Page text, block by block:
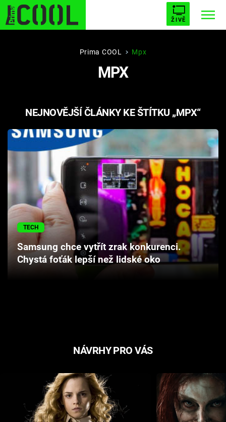
ŽIVĚ
BUFFY, PŘEMOŽITELKA UPÍRŮ
AVENGERS 5
Témata
Seriály
Hry
Cool Esport
Pořady
Prima COOL Mpx
MPX
NEJNOVĚJŠÍ ČLÁNKY KE ŠTÍTKU „MPX“
TECH
Samsung chce vytřít zrak konkurenci.
Chystá foťák lepší než lidské oko
NÁVRHY PRO VÁS